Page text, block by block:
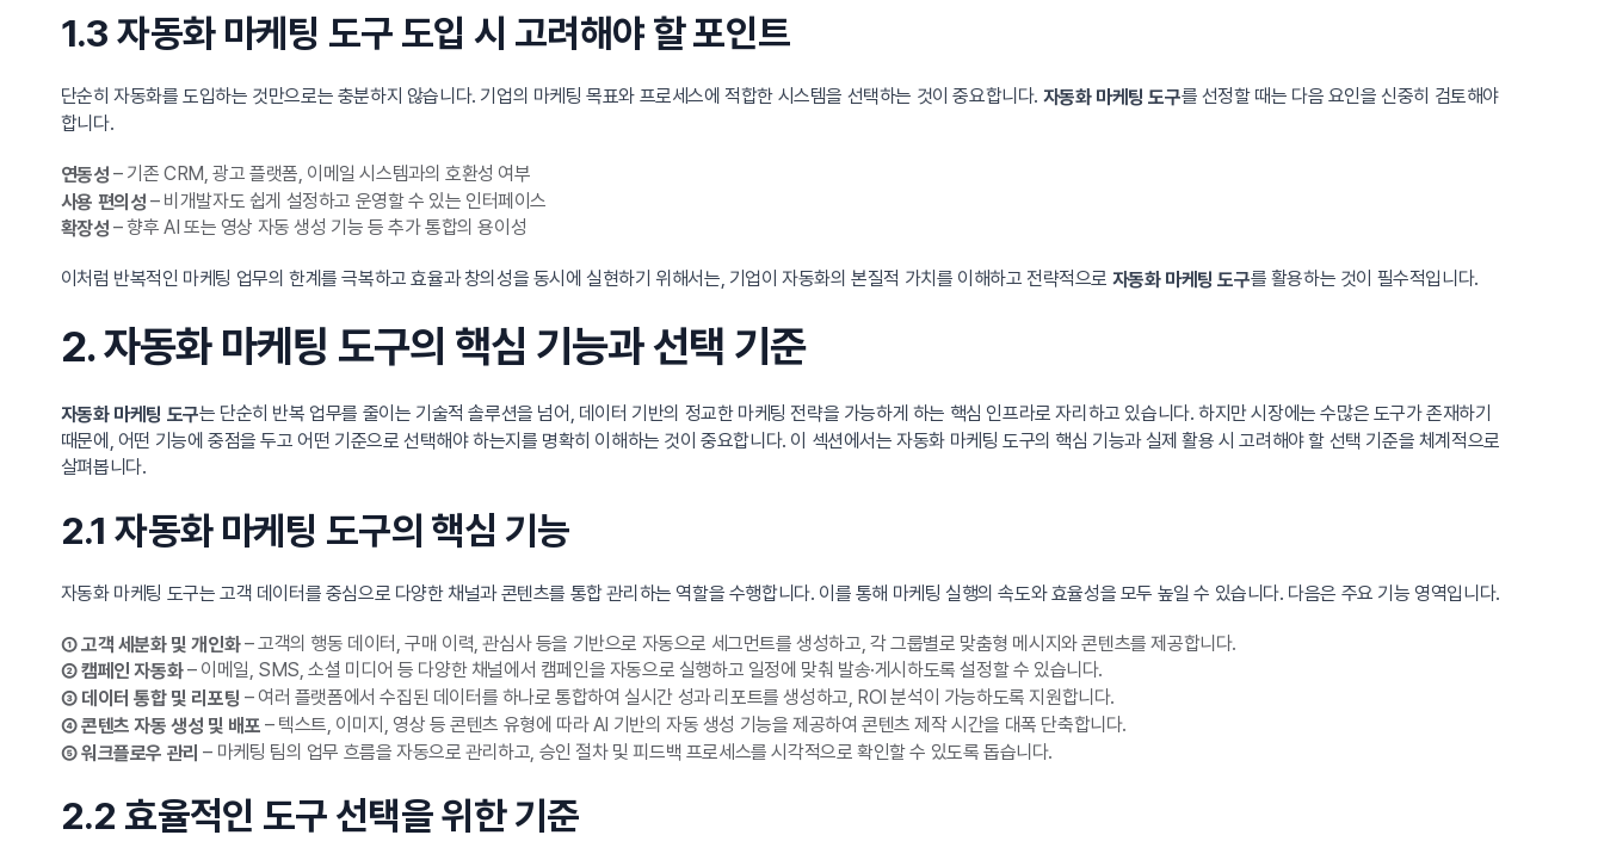
1.3 자동화 마케팅 도구 도입 시 고려해야 할 포인트
단순히 자동화를 도입하는 것만으로는 충분하지 않습니다. 기업의 마케팅 목표와 프로세스에 적합한 시스템을 선택하는 것이 중요합니다. 자동화 마케팅 도구를 선정할 때는 다음 요인을 신중히 검토해야
합니다.
연동성 – 기존 CRM, 광고 플랫폼, 이메일 시스템과의 호환성 여부
사용 편의성 – 비개발자도 쉽게 설정하고 운영할 수 있는 인터페이스
확장성 – 향후 AI 또는 영상 자동 생성 기능 등 추가 통합의 용이성
이처럼 반복적인 마케팅 업무의 한계를 극복하고 효율과 창의성을 동시에 실현하기 위해서는, 기업이 자동화의 본질적 가치를 이해하고 전략적으로 자동화 마케팅 도구를 활용하는 것이 필수적입니다.
2. 자동화 마케팅 도구의 핵심 기능과 선택 기준
자동화 마케팅 도구는 단순히 반복 업무를 줄이는 기술적 솔루션을 넘어, 데이터 기반의 정교한 마케팅 전략을 가능하게 하는 핵심 인프라로 자리하고 있습니다. 하지만 시장에는 수많은 도구가 존재하기
때문에, 어떤 기능에 중점을 두고 어떤 기준으로 선택해야 하는지를 명확히 이해하는 것이 중요합니다. 이 섹션에서는 자동화 마케팅 도구의 핵심 기능과 실제 활용 시 고려해야 할 선택 기준을 체계적으로
살펴봅니다.
2.1 자동화 마케팅 도구의 핵심 기능
자동화 마케팅 도구는 고객 데이터를 중심으로 다양한 채널과 콘텐츠를 통합 관리하는 역할을 수행합니다. 이를 통해 마케팅 실행의 속도와 효율성을 모두 높일 수 있습니다. 다음은 주요 기능 영역입니다.
① 고객 세분화 및 개인화– 고객의 행동 데이터, 구매 이력, 관심사 등을 기반으로 자동으로 세그먼트를 생성하고, 각 그룹별로 맞춤형 메시지와 콘텐츠를 제공합니다.
② 캠페인 자동화– 이메일, SMS, 소셜 미디어 등 다양한 채널에서 캠페인을 자동으로 실행하고 일정에 맞춰 발송·게시하도록 설정할 수 있습니다.
③ 데이터 통합 및 리포팅 – 여러 플랫폼에서 수집된 데이터를 하나로 통합하여 실시간 성과 리포트를 생성하고, ROI 분석이 가능하도록 지원합니다.
④ 콘텐츠 자동 생성 및 배포 – 텍스트, 이미지, 영상 등 콘텐츠 유형에 따라 AI 기반의 자동 생성 기능을 제공하여 콘텐츠 제작 시간을 대폭 단축합니다.
⑤ 워크플로우 관리 – 마케팅 팀의 업무 흐름을 자동으로 관리하고, 승인 절차 및 피드백 프로세스를 시각적으로 확인할 수 있도록 돕습니다.
2.2 효율적인 도구 선택을 위한 기준